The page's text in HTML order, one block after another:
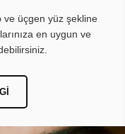
ve üçgen yüz şekline
en uygun ve